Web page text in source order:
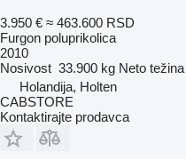
3.950 € ≈ 463.600 RSD
Furgon poluprikolica
2010
Nosivost 33.900 kg Neto težina
Holandija, Holten
CABSTORE
Kontaktirajte prodavca